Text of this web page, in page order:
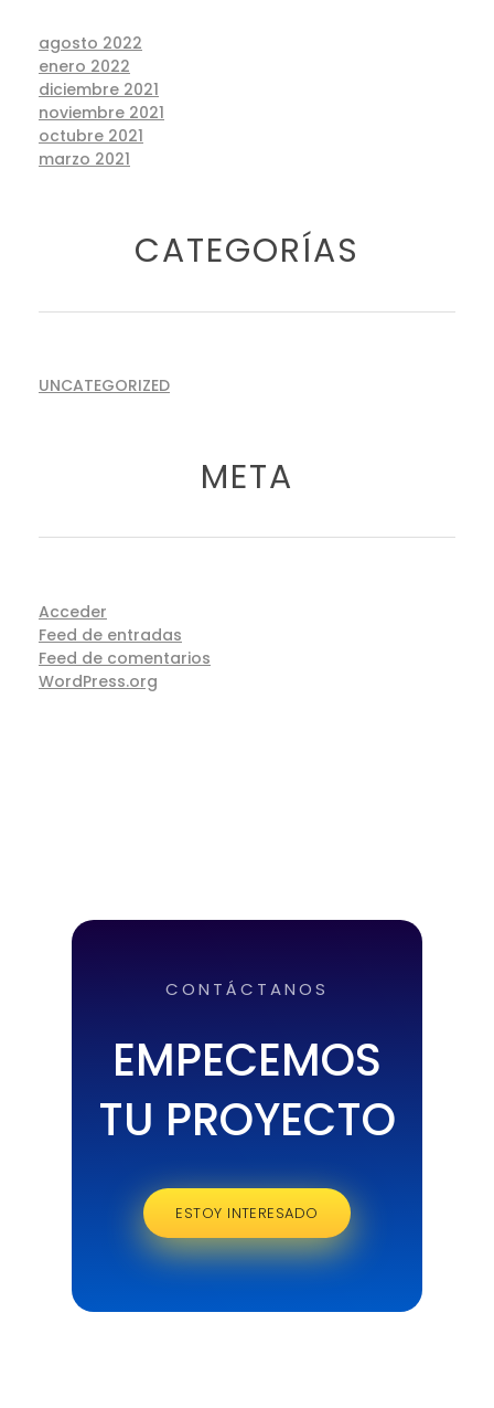
agosto 2022
enero 2022
diciembre 2021
noviembre 2021
octubre 2021
marzo 2021
CATEGORÍAS
UNCATEGORIZED
META
Acceder
Feed de entradas
Feed de comentarios
WordPress.org
CONTÁCTANOS
EMPECEMOS
TU PROYECTO
ESTOY INTERESADO